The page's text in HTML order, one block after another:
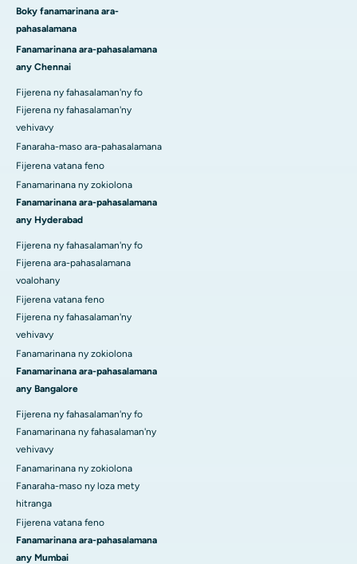
Boky fanamarinana ara-
pahasalamana
Fanamarinana ara-pahasalamana
any Chennai
Fijerena ny fahasalaman'ny fo
Fijerena ny fahasalaman'ny
vehivavy
Fanaraha-maso ara-pahasalamana
Fijerena vatana feno
Fanamarinana ny zokiolona
Fanamarinana ara-pahasalamana
any Hyderabad
Fijerena ny fahasalaman'ny fo
Fijerena ara-pahasalamana
voalohany
Fijerena vatana feno
Fijerena ny fahasalaman'ny
vehivavy
Fanamarinana ny zokiolona
Fanamarinana ara-pahasalamana
any Bangalore
Fijerena ny fahasalaman'ny fo
Fanamarinana ny fahasalaman'ny
vehivavy
Fanamarinana ny zokiolona
Fanaraha-maso ny loza mety
hitranga
Fijerena vatana feno
Fanamarinana ara-pahasalamana
any Mumbai